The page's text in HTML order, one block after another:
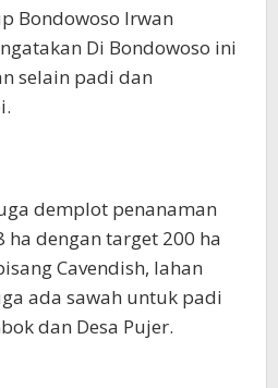
Bondowoso Irwan
Di Bondowoso ini
selain padi dan
demplot penanaman
ha dengan target 200 ha
Cavendish, lahan
ada sawah untuk padi
dan Desa Pujer.